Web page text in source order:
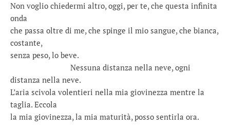
Non voglio chiedermi altro, oggi, per te, che questa infinita
onda
che passa oltre di me, che spinge il mio sangue, che bianca,
costante,
senza peso, lo beve.
Nessuna distanza nella neve, ogni
distanza nella neve.
L’aria scivola volentieri nella mia giovinezza mentre la
taglia. Eccola
la mia giovinezza, la mia maturità, posso sentirla ora.